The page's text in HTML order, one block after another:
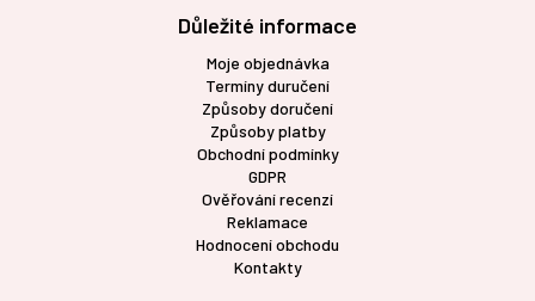
Důležité informace
Moje objednávka
Termíny duručení
Způsoby doručení
Způsoby platby
Obchodní podmínky
GDPR
Ověřování recenzí
Reklamace
Hodnocení obchodu
Kontakty